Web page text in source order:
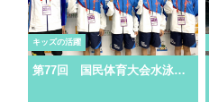
キッズの活躍
第77回 国民体育大会水泳競技大会